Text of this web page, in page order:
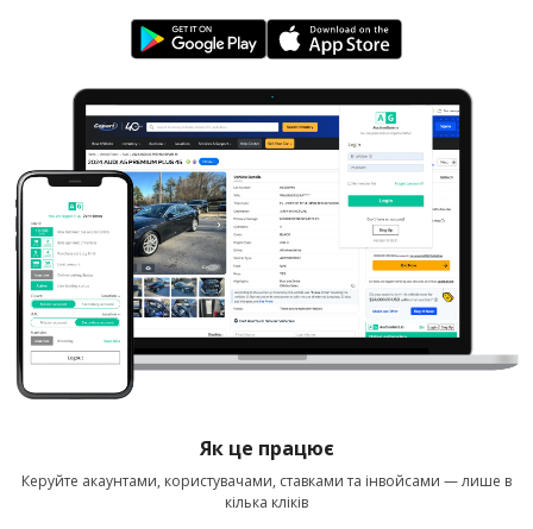
Як це працює
Керуйте акаунтами, користувачами, ставками та інвойсами — лише в
кілька кліків